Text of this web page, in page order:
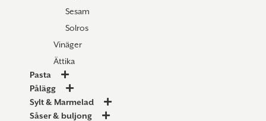
Sesam
Solros
Vinäger
Ättika
Pasta
Pålägg
Sylt & Marmelad
Såser & buljong